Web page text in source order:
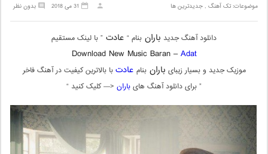
موضوعات:تک آهنگ ,جدیدترین ها بدون نظر 31 می 2018
دانلود آهنگ جدید باران بنام “ عادت ” با لینک مستقیم
Download New Music Baran –Adat
موزیک جدید و بسیار زیبای بارانبنام عادتبا بالاترین کیفیت در آهنگ فاخر
” برای دانلود آهنگ هایباران <— کلیک کنید “